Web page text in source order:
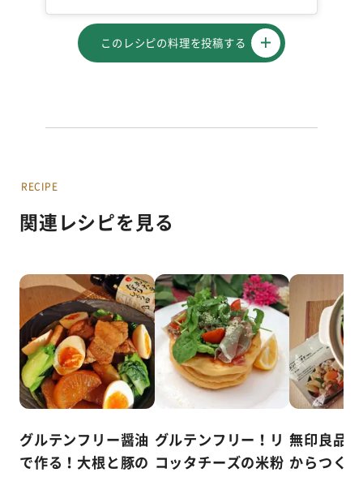
このレシピの料理を投稿する
RECIPE
関連レシピを見る
グルテンフリー醤油
で作る！大根と豚の
グルテンフリー！リ
コッタチーズの米粉
無印良品
からつく